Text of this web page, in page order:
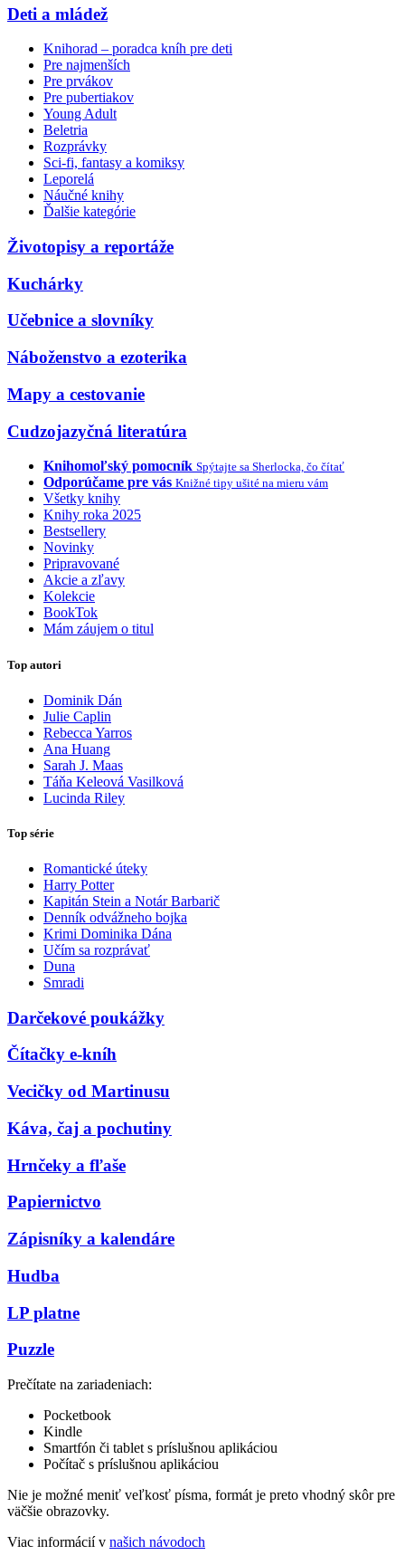
Deti a mládež
Knihorad – poradca kníh pre deti
Pre najmenších
Pre prvákov
Pre pubertiakov
Young Adult
Beletria
Rozprávky
Sci-fi, fantasy a komiksy
Leporelá
Náučné knihy
Ďalšie kategórie
Životopisy a reportáže
Kuchárky
Učebnice a slovníky
Náboženstvo a ezoterika
Mapy a cestovanie
Cudzojazyčná literatúra
Knihomoľský pomocník Spýtajte sa Sherlocka, čo čítať
Odporúčame pre vás Knižné tipy ušité na mieru vám
Všetky knihy
Knihy roka 2025
Bestsellery
Novinky
Pripravované
Akcie a zľavy
Kolekcie
BookTok
Mám záujem o titul
Top autori
Dominik Dán
Julie Caplin
Rebecca Yarros
Ana Huang
Sarah J. Maas
Táňa Keleová Vasilková
Lucinda Riley
Top série
Romantické úteky
Harry Potter
Kapitán Stein a Notár Barbarič
Denník odvážneho bojka
Krimi Dominika Dána
Učím sa rozprávať
Duna
Smradi
Darčekové poukážky
Čítačky e-kníh
Vecičky od Martinusu
Káva, čaj a pochutiny
Hrnčeky a fľaše
Papiernictvo
Zápisníky a kalendáre
Hudba
LP platne
Puzzle
Prečítate na zariadeniach:
Pocketbook
Kindle
Smartfón či tablet s príslušnou aplikáciou
Počítač s príslušnou aplikáciou
Nie je možné meniť veľkosť písma, formát je preto vhodný skôr pre
väčšie obrazovky.
Viac informácií v našich návodoch